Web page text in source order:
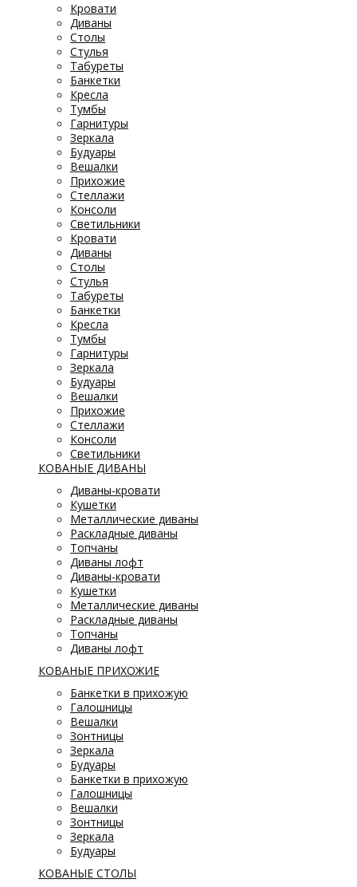
Кровати
Диваны
Столы
Стулья
Табуреты
Банкетки
Кресла
Тумбы
Гарнитуры
Зеркала
Будуары
Вешалки
Прихожие
Стеллажи
Консоли
Светильники
Кровати
Диваны
Столы
Стулья
Табуреты
Банкетки
Кресла
Тумбы
Гарнитуры
Зеркала
Будуары
Вешалки
Прихожие
Стеллажи
Консоли
Светильники
КОВАНЫЕ ДИВАНЫ
Диваны-кровати
Кушетки
Металлические диваны
Раскладные диваны
Топчаны
Диваны лофт
Диваны-кровати
Кушетки
Металлические диваны
Раскладные диваны
Топчаны
Диваны лофт
КОВАНЫЕ ПРИХОЖИЕ
Банкетки в прихожую
Галошницы
Вешалки
Зонтницы
Зеркала
Будуары
Банкетки в прихожую
Галошницы
Вешалки
Зонтницы
Зеркала
Будуары
КОВАНЫЕ СТОЛЫ